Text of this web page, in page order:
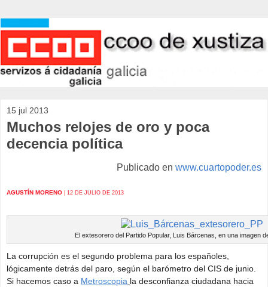
15 jul 2013
Muchos relojes de oro y poca
decencia política
Publicado en www.cuartopoder.es
AGUSTÍN MORENO | 12 DE JULIO DE 2013
El extesorero del Partido Popular, Luis Bárcenas, en una imagen
La corrupción es el segundo problema para los españoles,
lógicamente detrás del paro, según el barómetro del CIS de junio.
Si hacemos caso a Metroscopia la desconfianza ciudadana hacia